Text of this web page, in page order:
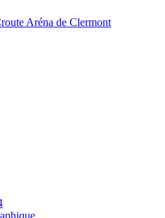
Aréna de Clermont